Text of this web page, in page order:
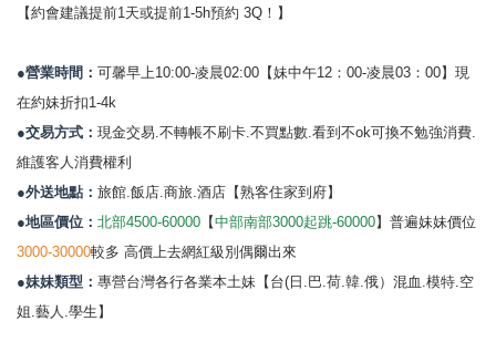
【約會建議提前1天或提前1-5h預約 3Q！】
●營業時間： 可馨早上10:00-凌晨02:00【妹中午12：00-凌晨03：00】現
在約妹折扣1-4k
●交易方式： 現金交易.不轉帳不刷卡.不買點數.看到不ok可換不勉強消費.
維護客人消費權利
●外送地點： 旅館.飯店.商旅.酒店【熟客住家到府】
●地區價位： 北部4500-60000 【中部南部3000起跳-60000】普遍妹妹價位
3000-30000較多 高價上去網紅級別偶爾出來
●妹妹類型： 專營台灣各行各業本土妹【台(日.巴.荷.韓.俄）混血.模特.空
姐.藝人.學生】